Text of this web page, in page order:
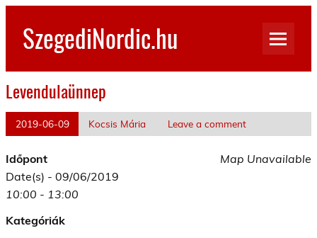
Skip
contentSzegediNordic.hu
Levendulaünnep
2019-06-09 Kocsis Mária Leave a comment
Map Unavailable
Időpont
Date(s) - 09/06/2019
10:00 - 13:00
Kategóriák